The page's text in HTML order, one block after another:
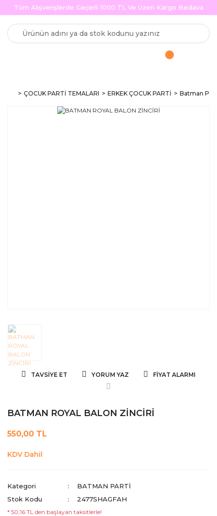
Tüm Alışverişlerde Geçerli 1000 TL Ve Üzeri Kargo Bedava
ÇOCUK PARTİ TEMALARI ERKEK ÇOCUK PARTİ Batman
TAVSIYE ET YORUM YAZ FIYAT ALARMI
BATMAN ROYAL BALON ZİNCİRİ
550,00 TL
KDV Dahil
Kategori
BATMAN PARTI
Stok Kodu
2477SHAGFAH
* 50,16 TL den başlayan taksitlerle!